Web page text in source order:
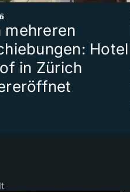
mehreren
Hotel
in Zürich